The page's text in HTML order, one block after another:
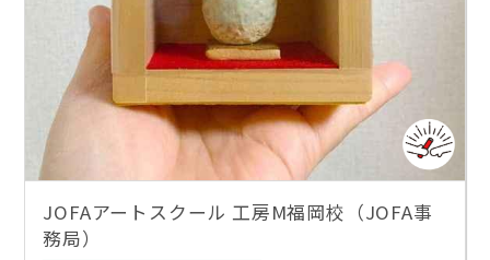
JOFAアートスクール 工房M福岡校（JOFA事
務局）